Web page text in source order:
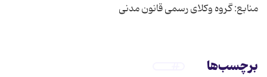
منابع: گروه وکلای رسمی قانون مدنی
برچسب‌ها